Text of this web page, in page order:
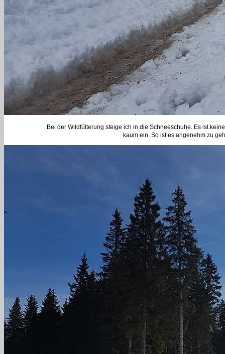
Bei der Wildfütterung steige ich in die Schneeschuhe. Es ist
kaum ein. So ist es angenehm zu